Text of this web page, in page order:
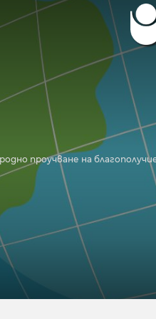
проучване на